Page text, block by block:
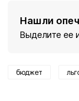
Нашли
Выделите ее
бюджет